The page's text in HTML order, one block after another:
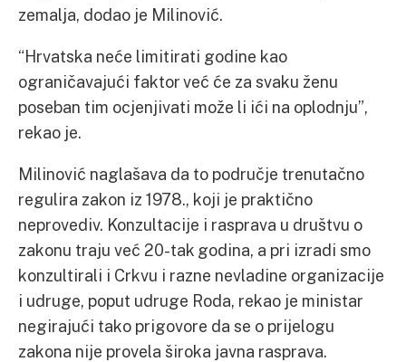
zemalja, dodao je Milinović.
“Hrvatska neće limitirati godine kao
ograničavajući faktor već će za svaku ženu
poseban tim ocjenjivati može li ići na oplodnju”,
rekao je.
Milinović naglašava da to područje trenutačno
regulira zakon iz 1978., koji je praktično
neprovediv. Konzultacije i rasprava u društvu o
zakonu traju već 20-tak godina, a pri izradi smo
konzultirali i Crkvu i razne nevladine organizacije
i udruge, poput udruge Roda, rekao je ministar
negirajući tako prigovore da se o prijelogu
zakona nije provela široka javna rasprava.